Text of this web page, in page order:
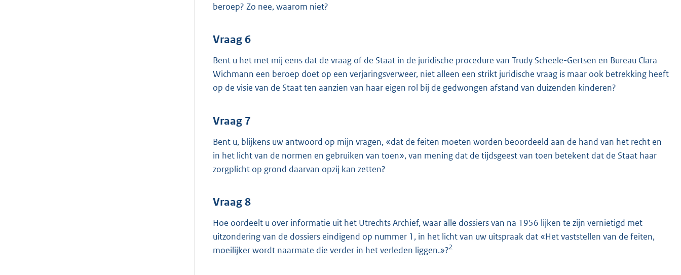
beroep? Zo nee, waarom niet?
Vraag 6
Bent u het met mij eens dat de vraag of de Staat in de juridische procedure van Trudy Scheele-Gertsen en Bureau Clara
Wichmann een beroep doet op een verjaringsverweer, niet alleen een strikt juridische vraag is maar ook betrekking heeft
op de visie van de Staat ten aanzien van haar eigen rol bij de gedwongen afstand van duizenden kinderen?
Vraag 7
Bent u, blijkens uw antwoord op mijn vragen, «dat de feiten moeten worden beoordeeld aan de hand van het recht en
in het licht van de normen en gebruiken van toen», van mening dat de tijdsgeest van toen betekent dat de Staat haar
zorgplicht op grond daarvan opzij kan zetten?
Vraag 8
Hoe oordeelt u over informatie uit het Utrechts Archief, waar alle dossiers van na 1956 lijken te zijn vernietigd met
uitzondering van de dossiers eindigend op nummer 1, in het licht van uw uitspraak dat «Het vaststellen van de feiten,
moeilijker wordt naarmate die verder in het verleden liggen.»?2